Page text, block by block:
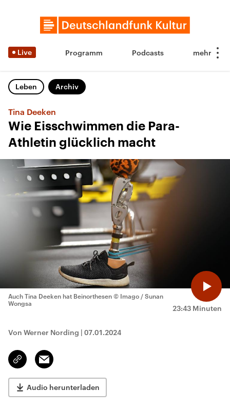
Live Programm Podcasts
Leben Archiv
Tina Deeken
Wie Eisschwimmen die Para-
Athletin glücklich macht
23:43 Minuten
Auch Tina Deeken hat Beinorthesen © Imago / Sunan
Wongsa
Von Werner Nording | 07.01.2024
Link
kopieren/teilen
Email
Audio herunterladen